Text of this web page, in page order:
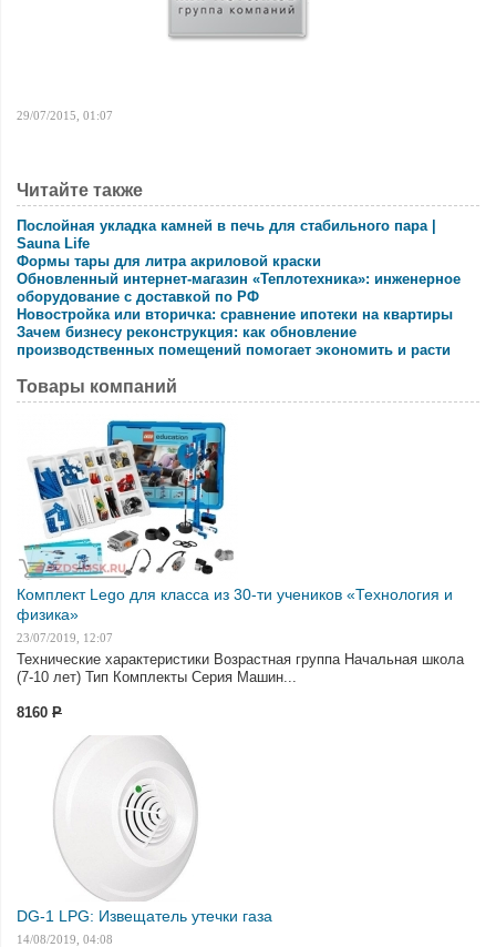
29/07/2015, 01:07
Читайте также
Послойная укладка камней в печь для стабильного пара |
Sauna Life
Формы тары для литра акриловой краски
Обновленный интернет-магазин «Теплотехника»: инженерное
оборудование с доставкой по РФ
Новостройка или вторичка: сравнение ипотеки на квартиры
Зачем бизнесу реконструкция: как обновление
производственных помещений помогает экономить и расти
Товары компаний
Комплект Lego для класса из 30-ти учеников «Технология и
физика»
23/07/2019, 12:07
Технические характеристики Возрастная группа Начальная школа
(7-10 лет) Тип Комплекты Серия Машин...
8160 Р
DG-1 LPG: Извещатель утечки газа
14/08/2019, 04:08